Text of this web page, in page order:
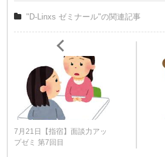
"D-Linxs ゼミナール"の関連記事
7月21日【指宿】面談力アッ
プゼミ 第7回目